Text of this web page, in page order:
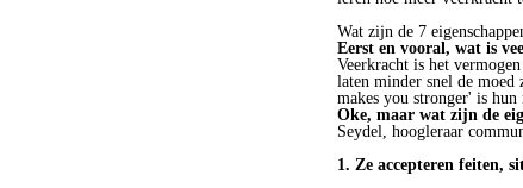
Wat zijn de 7
Eerst en vooral, wat is
Veerkracht is het
laten minder snel de
makes you stronger' is hun
Oke, maar wat zijn de
Seydel, hoogleraar
1. Ze accepteren feiten,